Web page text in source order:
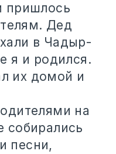
пришлось
Дед
в Чадыр-
я и родился.
их домой и
на
собирались
песни,